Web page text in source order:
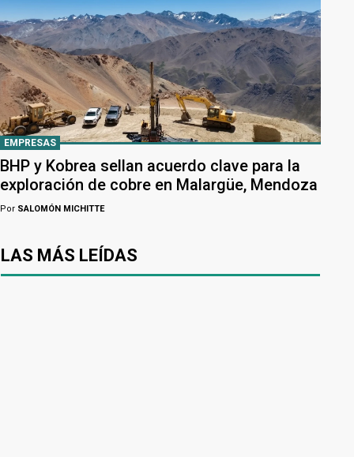
EMPRESAS
BHP y Kobrea sellan acuerdo clave para la
exploración de cobre en Malargüe, Mendoza
Por SALOMÓN MICHITTE
LAS MÁS LEÍDAS